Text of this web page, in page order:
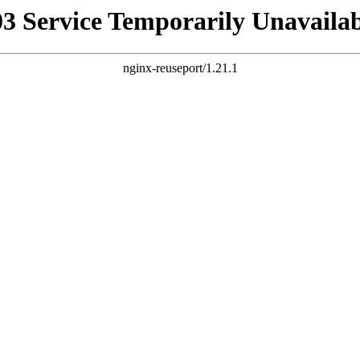
Service Temporarily
nginx-reuseport/1.21.1